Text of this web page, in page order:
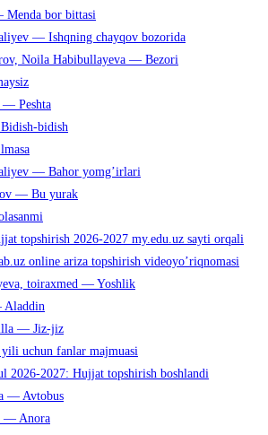
bor bittasi
— Ishqning chayqov bozorida
Noila Habibullayeva — Bezori
— Peshta
bidish
— Bahor yomg’irlari
— Bu yurak
topshirish 2026-2027 my.edu.uz sayti orqali
online ariza topshirish videoyo’riqnomasi
toiraxmed — Yoshlik
— Jiz-jiz
yili uchun fanlar majmuasi
2026-2027: Hujjat topshirish boshlandi
— Avtobus
— Anora